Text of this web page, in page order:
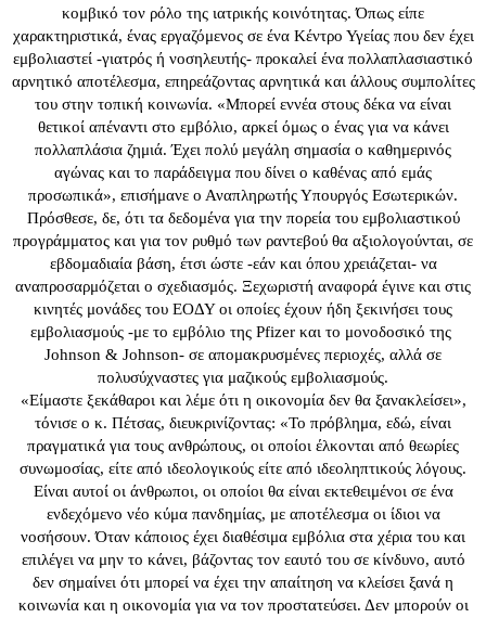
κομβικό τον ρόλο της ιατρικής κοινότητας. Όπως είπε
χαρακτηριστικά, ένας εργαζόμενος σε ένα Κέντρο Υγείας που δεν έχει
εμβολιαστεί -γιατρός ή νοσηλευτής- προκαλεί ένα πολλαπλασιαστικό
αρνητικό αποτέλεσμα, επηρεάζοντας αρνητικά και άλλους συμπολίτες
του στην τοπική κοινωνία. «Μπορεί εννέα στους δέκα να είναι
θετικοί απέναντι στο εμβόλιο, αρκεί όμως ο ένας για να κάνει
πολλαπλάσια ζημιά. Έχει πολύ μεγάλη σημασία ο καθημερινός
αγώνας και το παράδειγμα που δίνει ο καθένας από εμάς
προσωπικά», επισήμανε ο Αναπληρωτής Υπουργός Εσωτερικών.
Πρόσθεσε, δε, ότι τα δεδομένα για την πορεία του εμβολιαστικού
προγράμματος και για τον ρυθμό των ραντεβού θα αξιολογούνται, σε
εβδομαδιαία βάση, έτσι ώστε -εάν και όπου χρειάζεται- να
αναπροσαρμόζεται ο σχεδιασμός. Ξεχωριστή αναφορά έγινε και στις
κινητές μονάδες του ΕΟΔΥ οι οποίες έχουν ήδη ξεκινήσει τους
εμβολιασμούς -με το εμβόλιο της Pfizer και το μονοδοσικό της
Johnson & Johnson- σε απομακρυσμένες περιοχές, αλλά σε
πολυσύχναστες για μαζικούς εμβολιασμούς.
«Είμαστε ξεκάθαροι και λέμε ότι η οικονομία δεν θα ξανακλείσει»,
τόνισε ο κ. Πέτσας, διευκρινίζοντας: «Το πρόβλημα, εδώ, είναι
πραγματικά για τους ανθρώπους, οι οποίοι έλκονται από θεωρίες
συνωμοσίας, είτε από ιδεολογικούς είτε από ιδεοληπτικούς λόγους.
Είναι αυτοί οι άνθρωποι, οι οποίοι θα είναι εκτεθειμένοι σε ένα
ενδεχόμενο νέο κύμα πανδημίας, με αποτέλεσμα οι ίδιοι να
νοσήσουν. Όταν κάποιος έχει διαθέσιμα εμβόλια στα χέρια του και
επιλέγει να μην το κάνει, βάζοντας τον εαυτό του σε κίνδυνο, αυτό
δεν σημαίνει ότι μπορεί να έχει την απαίτηση να κλείσει ξανά η
κοινωνία και η οικονομία για να τον προστατεύσει. Δεν μπορούν οι